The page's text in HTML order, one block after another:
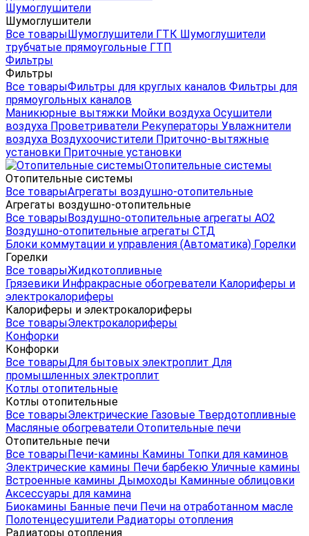
Шумоглушители
Шумоглушители
Все товарыШумоглушители ГТК Шумоглушители
трубчатые прямоугольные ГТП
Фильтры
Фильтры
Все товарыФильтры для круглых каналов Фильтры для
прямоугольных каналов
Маникюрные вытяжки Мойки воздуха Осушители
воздуха Проветриватели Рекуператоры Увлажнители
воздуха Воздухоочистители Приточно-вытяжные
установки Приточные установки
Отопительные системы
Отопительные системы
Все товарыАгрегаты воздушно-отопительные
Агрегаты воздушно-отопительные
Все товарыВоздушно-отопительные агрегаты АО2
Воздушно-отопительные агрегаты СТД
Блоки коммутации и управления (Автоматика) Горелки
Горелки
Все товарыЖидкотопливные
Грязевики Инфракрасные обогреватели Калориферы и
электрокалориферы
Калориферы и электрокалориферы
Все товарыЭлектрокалориферы
Конфорки
Конфорки
Все товарыДля бытовых электроплит Для
промышленных электроплит
Котлы отопительные
Котлы отопительные
Все товарыЭлектрические Газовые Твердотопливные
Масляные обогреватели Отопительные печи
Отопительные печи
Все товарыПечи-камины Камины Топки для каминов
Электрические камины Печи барбекю Уличные камины
Встроенные камины Дымоходы Каминные облицовки
Аксессуары для камина
Биокамины Банные печи Печи на отработанном масле
Полотенцесушители Радиаторы отопления
Радиаторы отопления